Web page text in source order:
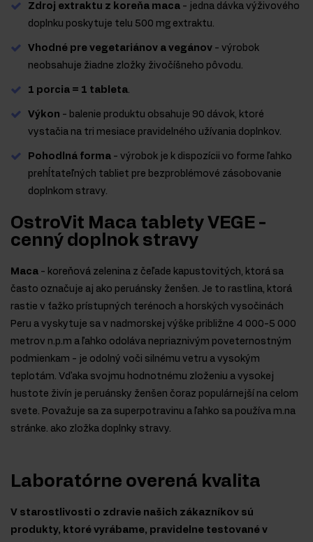
Zdroj extraktu z koreňa maca - jedna dávka výživového
doplnku poskytuje telu 500 mg extraktu.
Vhodné pre vegetariánov a vegánov - výrobok
neobsahuje žiadne zložky živočíšneho pôvodu.
1 porcia = 1 tableta.
Výkon - balenie produktu obsahuje 90 dávok, ktoré
vystačia na tri mesiace pravidelného užívania doplnkov.
Pohodlná forma - výrobok je k dispozícii vo forme ľahko
prehĺtateľných tabliet pre bezproblémové zásobovanie
doplnkom stravy.
OstroVit Maca tablety VEGE -
cenný doplnok stravy
Maca - koreňová zelenina z čeľade kapustovitých, ktorá sa
často označuje aj ako peruánsky ženšen. Je to rastlina, ktorá
rastie v ťažko prístupných terénoch a horských vysočinách
Peru a vyskytuje sa v nadmorskej výške približne 4 000-5 000
metrov n.p.m a ľahko odoláva nepriaznivým poveternostným
podmienkam - je odolný voči silnému vetru a vysokým
teplotám. Vďaka svojmu hodnotnému zloženiu a vysokej
hustote živín je peruánsky ženšen čoraz populárnejší na celom
svete. Považuje sa za superpotravinu a ľahko sa používa m.na
stránke. ako zložka doplnky stravy.
Laboratórne overená kvalita
V starostlivosti o zdravie našich zákazníkov sú
produkty, ktoré vyrábame, pravidelne testované v